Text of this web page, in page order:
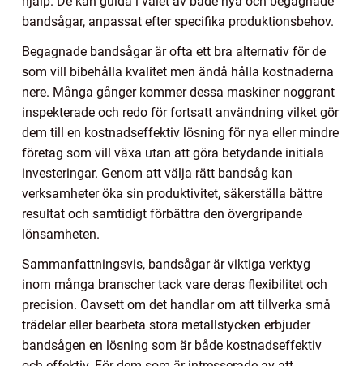
bandsågar, anpassat efter specifika produktionsbehov.
Begagnade bandsågar är ofta ett bra alternativ för de
som vill bibehålla kvalitet men ändå hålla kostnaderna
nere. Många gånger kommer dessa maskiner noggrant
inspekterade och redo för fortsatt användning vilket gör
dem till en kostnadseffektiv lösning för nya eller mindre
företag som vill växa utan att göra betydande initiala
investeringar. Genom att välja rätt bandsåg kan
verksamheter öka sin produktivitet, säkerställa bättre
resultat och samtidigt förbättra den övergripande
lönsamheten.
Sammanfattningsvis, bandsågar är viktiga verktyg
inom många branscher tack vare deras flexibilitet och
precision. Oavsett om det handlar om att tillverka små
trädelar eller bearbeta stora metallstycken erbjuder
bandsågen en lösning som är både kostnadseffektiv